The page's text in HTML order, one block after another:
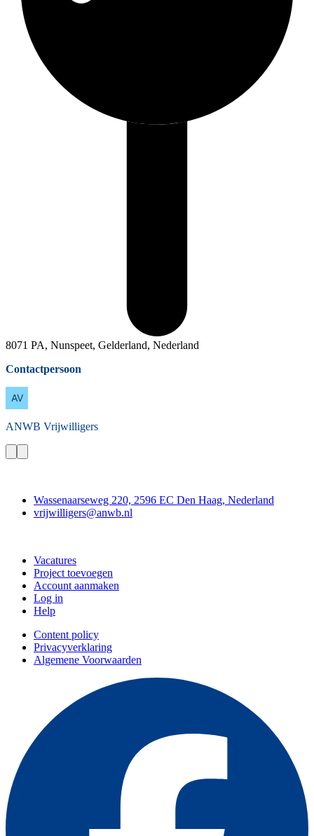
8071 PA, Nunspeet, Gelderland, Nederland
Contactpersoon
ANWB Vrijwilligers
Wassenaarseweg 220, 2596 EC Den Haag, Nederland
vrijwilligers@anwb.nl
Vacatures
Project toevoegen
Account aanmaken
Log in
Help
Content policy
Privacyverklaring
Algemene Voorwaarden